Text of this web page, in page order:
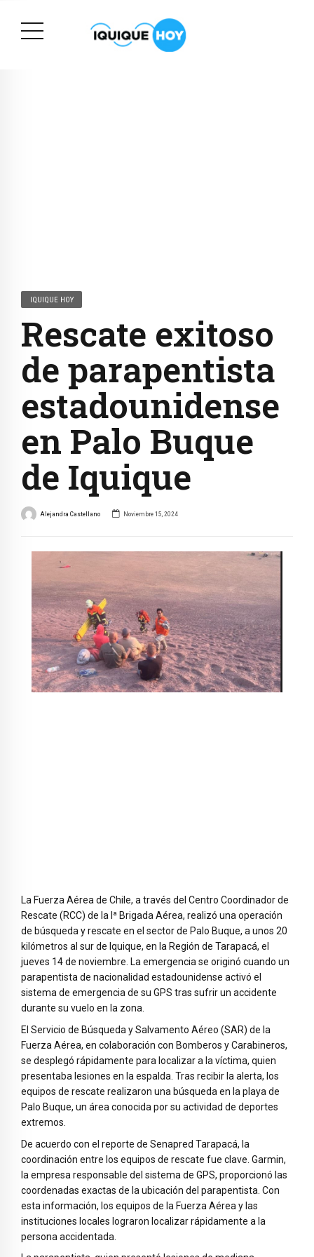
IQUIQUE HOY
Rescate exitoso
de parapentista
estadounidense
en Palo Buque
de Iquique
Alejandra Castellano Noviembre 15, 2024
La Fuerza Aérea de Chile, a través del Centro Coordinador de
Rescate (RCC) de la Iª Brigada Aérea, realizó una operación
de búsqueda y rescate en el sector de Palo Buque, a unos 20
kilómetros al sur de Iquique, en la Región de Tarapacá, el
jueves 14 de noviembre. La emergencia se originó cuando un
parapentista de nacionalidad estadounidense activó el
sistema de emergencia de su GPS tras sufrir un accidente
durante su vuelo en la zona.
El Servicio de Búsqueda y Salvamento Aéreo (SAR) de la
Fuerza Aérea, en colaboración con Bomberos y Carabineros,
se desplegó rápidamente para localizar a la víctima, quien
presentaba lesiones en la espalda. Tras recibir la alerta, los
equipos de rescate realizaron una búsqueda en la playa de
Palo Buque, un área conocida por su actividad de deportes
extremos.
De acuerdo con el reporte de Senapred Tarapacá, la
coordinación entre los equipos de rescate fue clave. Garmin,
la empresa responsable del sistema de GPS, proporcionó las
coordenadas exactas de la ubicación del parapentista. Con
esta información, los equipos de la Fuerza Aérea y las
instituciones locales lograron localizar rápidamente a la
persona accidentada.